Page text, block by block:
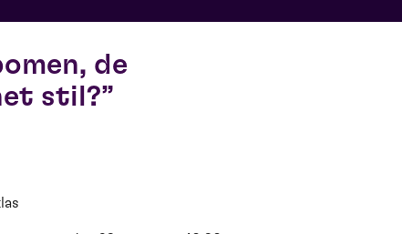
de
stil?